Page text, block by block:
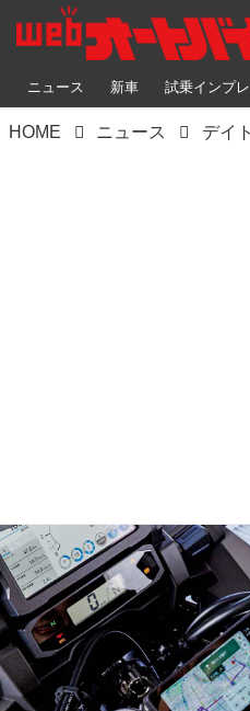
ニュース 新車 試乗インプレ
HOME ニュース